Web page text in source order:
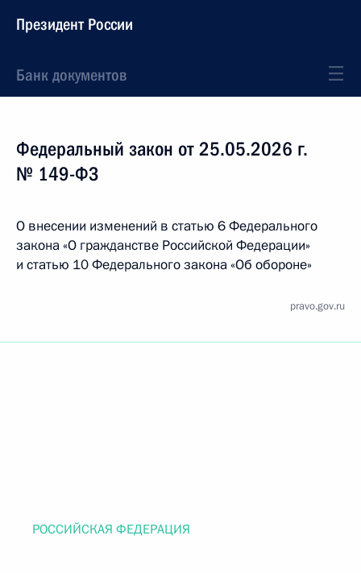
Президент России
Банк документов
Федеральный закон от 25.05.2026 г.
№ 149-ФЗ
О внесении изменений в статью 6 Федерального
закона «О гражданстве Российской Федерации»
и статью 10 Федерального закона «Об обороне»
pravo.gov.ru
РОССИЙСКАЯ ФЕДЕРАЦИЯ